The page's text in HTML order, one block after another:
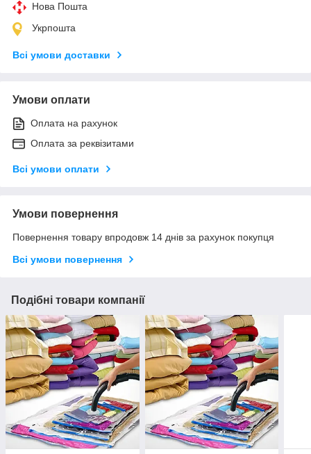
Нова Пошта
Укрпошта
Всі умови доставки
Умови оплати
Оплата на рахунок
Оплата за реквізитами
Всі умови оплати
Умови повернення
Повернення товару впродовж 14 днів за рахунок покупця
Всі умови повернення
Подібні товари компанії